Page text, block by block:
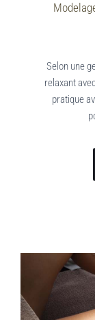
Selon une
relaxant
pratique